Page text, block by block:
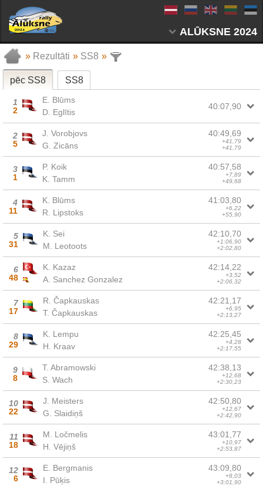
ALŪKSNE 2024
» Rezultāti » SS8 »
pēc SS8 SS8
1
2
E. Blūms
D. Eglītis
40:07,90
2
5
J. Vorobjovs
G. Zicāns
40:49,69
+41,79
+41,79
3
1
P. Koik
K. Tamm
40:57,58
+7,89
+49,68
4
11
K. Blūms
R. Lipstoks
41:03,80
+6,22
+55,90
5
31
K. Sei
M. Leotoots
42:10,70
+1:06,90
+2:02,80
6
48
K. Kazaz
A. Sanchez Gonzalez
42:14,22
+3,52
+2:06,32
7
17
R. Čapkauskas
T. Čapkauskas
42:21,17
+6,95
+2:13,27
8
29
K. Lempu
H. Kraav
42:25,45
+4,28
+2:17,55
9
8
T. Abramowski
S. Wach
42:38,13
+12,68
+2:30,23
10
22
J. Meisters
G. Slaidiņš
42:50,80
+12,67
+2:42,90
11
18
M. Ločmelis
H. Vējiņš
43:01,77
+10,97
+2:53,87
12
6
E. Bergmanis
I. Pūķis
43:09,80
+8,03
+3:01,90